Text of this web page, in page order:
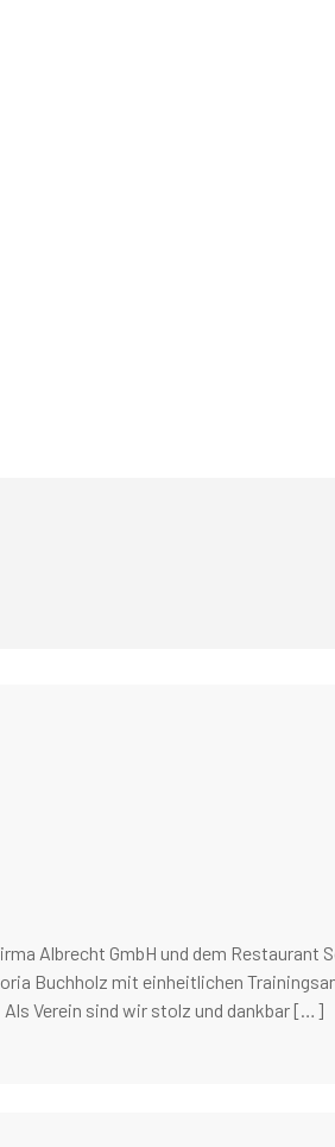
Albrecht GmbH und dem
Buchholz mit einheitlichen
Verein sind wir stolz und dankbar […]